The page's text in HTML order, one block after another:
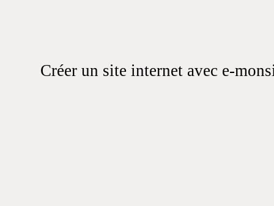
Créer un site internet avec e-